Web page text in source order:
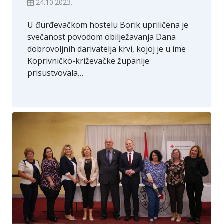
24.10.2023.
U đurđevačkom hostelu Borik upriličena je
svečanost povodom obilježavanja Dana
dobrovoljnih darivatelja krvi, kojoj je u ime
Koprivničko-križevačke županije
prisustvovala…